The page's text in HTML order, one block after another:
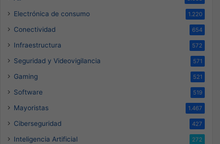
Electrónica de consumo 1.220
Conectividad 654
Infraestructura 572
Seguridad y Videovigilancia 571
Gaming 521
Software 519
Mayoristas 1.467
Ciberseguridad 427
Inteligencia Artificial 272